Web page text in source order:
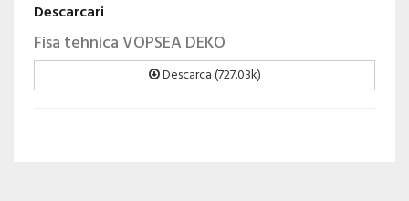
Descarcari
Fisa tehnica VOPSEA DEKO
Descarca (727.03k)